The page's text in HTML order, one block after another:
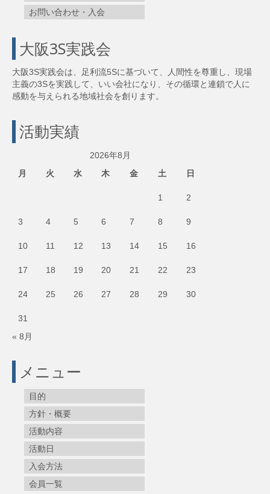
お問い合わせ・入会
大阪3S実践会
大阪3S実践会は、足利流5Sに基づいて、人間性を尊重し、現場
主義の3Sを実践して、いい会社になり、その循環と連鎖で人に
感動を与えられる地域社会を創ります。
活動実績
2026年8月
月
火 水 木 金 土 日
1 2
3 4 5 6 7 8 9
10 11 12 13 14 15 16
17 18 19 20 21 22 23
24 25 26 27 28 29 30
31
« 8月
メニュー
目的
方針・概要
活動内容
活動日
入会方法
会員一覧